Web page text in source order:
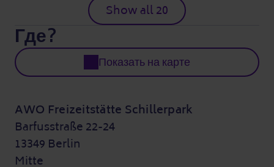
Show all 20
Где?
Показать на карте
AWO Freizeitstätte Schillerpark
Barfusstraße 22-24
13349 Berlin
Mitte